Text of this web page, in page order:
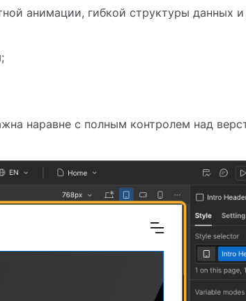
анимации, гибкой структуры данных
наравне с полным контролем над